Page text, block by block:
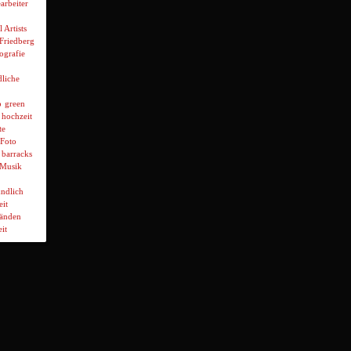
Artists
green
hochzeit